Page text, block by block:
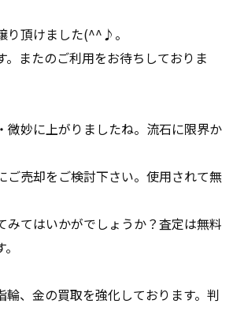
り頂けました(^^♪。
。またのご利用をお待ちしておりま
微妙に上がりましたね。流石に限界か
ご売却をご検討下さい。使用されて無
みてはいかがでしょうか？査定は無料
輪、金の買取を強化しております。判